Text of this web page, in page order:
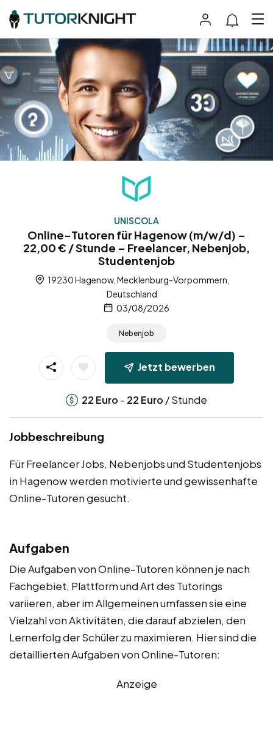
UNISCOLA
Online-Tutoren für Hagenow (m/w/d) –
22,00 € / Stunde – Freelancer, Nebenjob,
Studentenjob
19230 Hagenow, Mecklenburg-Vorpommern,
Deutschland
03/08/2026
Nebenjob
Jetzt bewerben
22 Euro - 22 Euro / Stunde
Jobbeschreibung
Für Freelancer Jobs, Nebenjobs und Studentenjobs
in Hagenow werden motivierte und gewissenhafte
Online-Tutoren gesucht.
Aufgaben
Die Aufgaben von Online-Tutoren können je nach
Fachgebiet, Plattform und Art des Tutorings
variieren, aber im Allgemeinen umfassen sie eine
Vielzahl von Aktivitäten, die darauf abzielen, den
Lernerfolg der Schüler zu maximieren. Hier sind die
detaillierten Aufgaben von Online-Tutoren:
Anzeige